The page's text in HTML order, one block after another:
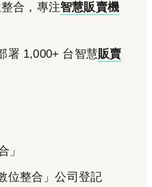
合，專注智慧販賣機
署 1,000+ 台智慧販賣
」
位整合」公司登記